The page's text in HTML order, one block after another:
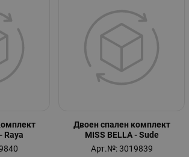
Raya
Двоен спален комплект
MISS BELLA - Sude
Арт.№: 3019839